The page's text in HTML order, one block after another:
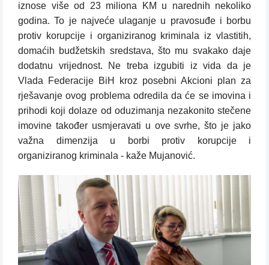
iznose više od 23 miliona KM u narednih nekoliko
godina. To je najveće ulaganje u pravosuđe i borbu
protiv korupcije i organiziranog kriminala iz vlastitih,
domaćih budžetskih sredstava, što mu svakako daje
dodatnu vrijednost. Ne treba izgubiti iz vida da je
Vlada Federacije BiH kroz posebni Akcioni plan za
rješavanje ovog problema odredila da će se imovina i
prihodi koji dolaze od oduzimanja nezakonito stečene
imovine također usmjeravati u ove svrhe, što je jako
važna dimenzija u borbi protiv korupcije i
organiziranog kriminala - kaže Mujanović.